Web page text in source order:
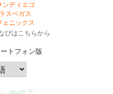
ンディエゴ
スベガス
ェニックス
びはこちらから
トフォン版